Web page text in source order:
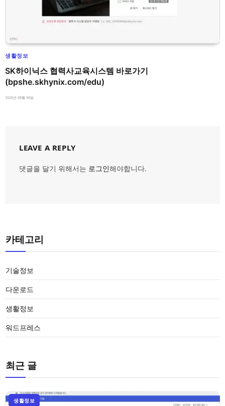
생활정보
SK하이닉스 협력사교육시스템 바로가기
(bpshe.skhynix.com/edu)
2026년 08월 06일
LEAVE A REPLY
댓글을 달기 위해서는 로그인해야합니다.
카테고리
기술정보
다운로드
생활정보
워드프레스
최근 글
생활정보